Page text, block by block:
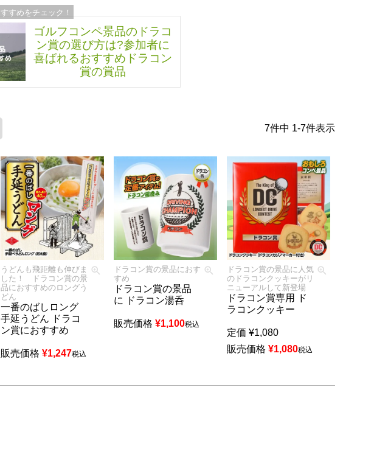
ゴルフコンペ景品のドラコ
ン賞の選び方は?参加者に
喜ばれるおすすめドラコン
賞の賞品
7件中 1-7件表示
うどんも飛距離も伸びま
した！ ドラコン賞の景
品におすすめのロングう
どん
一番のばしロング
手延うどん ドラコ
ン賞におすすめ
販売価格 ¥1,247税込
ドラコン賞の景品におす
すめ
ドラコン賞の景品
に ドラコン湯呑
販売価格 ¥1,100税込
ドラコン賞の景品に人気
のドラコンクッキーがリ
ニューアルして新登場
ドラコン賞専用 ド
ラコンクッキー
定価 ¥1,080
販売価格 ¥1,080税込